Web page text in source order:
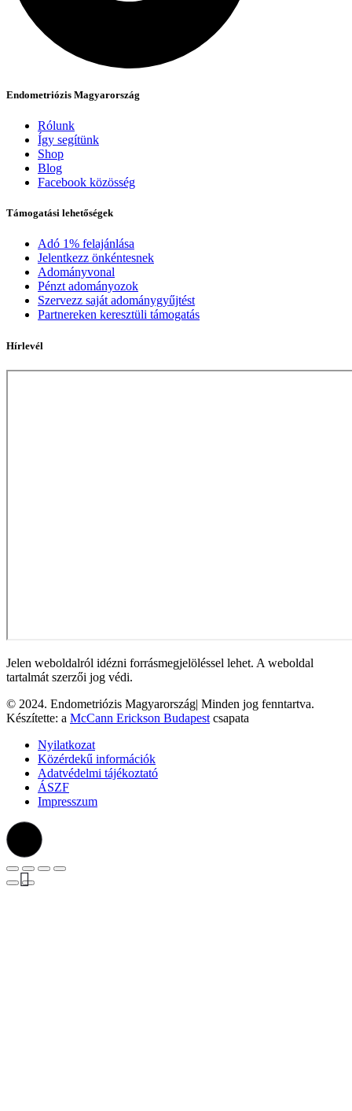
Endometriózis Magyarország
Rólunk
Így segítünk
Shop
Blog
Facebook közösség
Támogatási lehetőségek
Adó 1% felajánlása
Jelentkezz önkéntesnek
Adományvonal
Pénzt adományozok
Szervezz saját adománygyűjtést
Partnereken keresztüli támogatás
Hírlevél
Jelen weboldalról idézni forrásmegjelöléssel lehet. A weboldal
tartalmát szerzői jog védi.
© 2024. Endometriózis Magyarország| Minden jog fenntartva.
Készítette: a McCann Erickson Budapest csapata
Nyilatkozat
Közérdekű információk
Adatvédelmi tájékoztató
ÁSZF
Impresszum